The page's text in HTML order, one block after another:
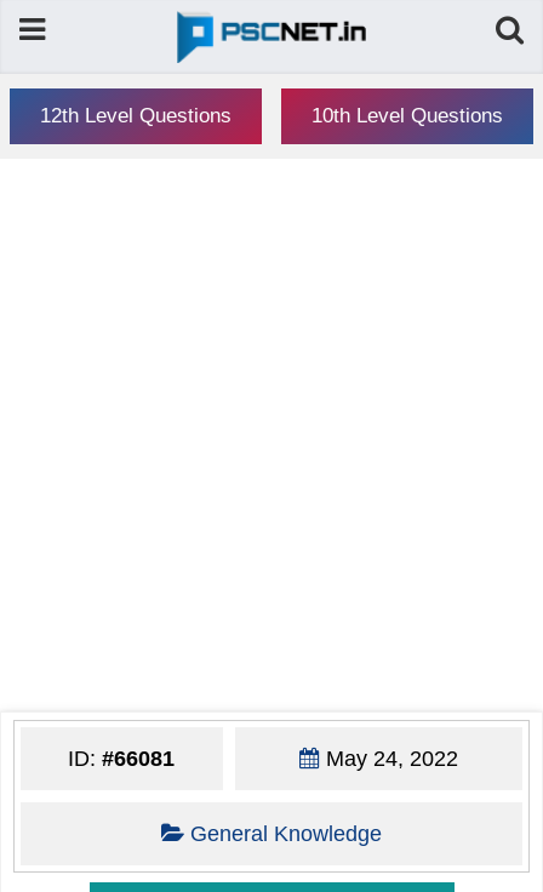
12th Level Questions 10th Level Questions
ID:#66081 May 24, 2022
General Knowledge